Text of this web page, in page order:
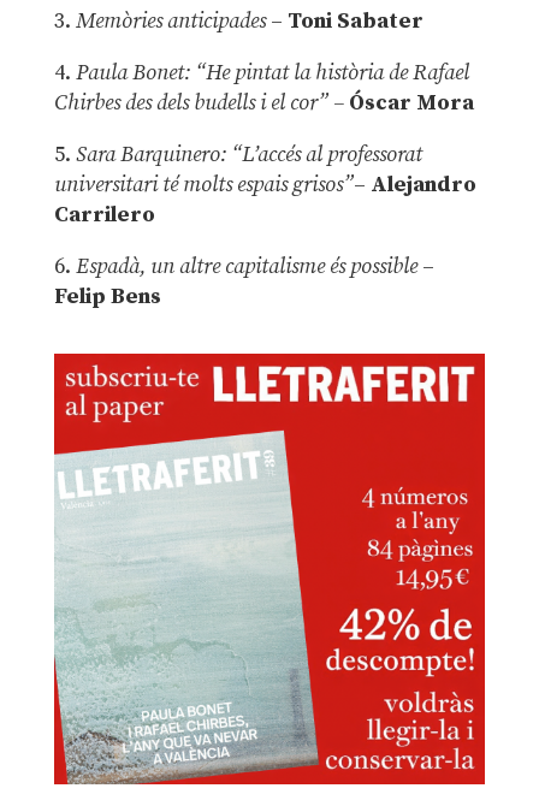
3. Memòries anticipades– Toni Sabater
4. Paula Bonet: “He pintat la història de Rafael
Chirbes des dels budells i el cor” –Óscar Mora
5. Sara Barquinero: “L’accés al professorat
universitari té molts espais grisos”– Alejandro
Carrilero
6. Espadà, un altre capitalisme és possible –
Felip Bens